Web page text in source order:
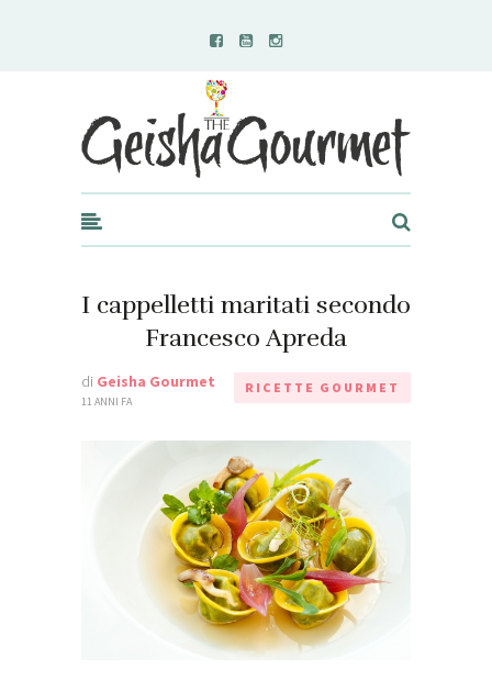
Geisha Gourmet
I cappelletti maritati secondo
Francesco Apreda
di Geisha Gourmet
11 ANNI FA
RICETTE GOURMET